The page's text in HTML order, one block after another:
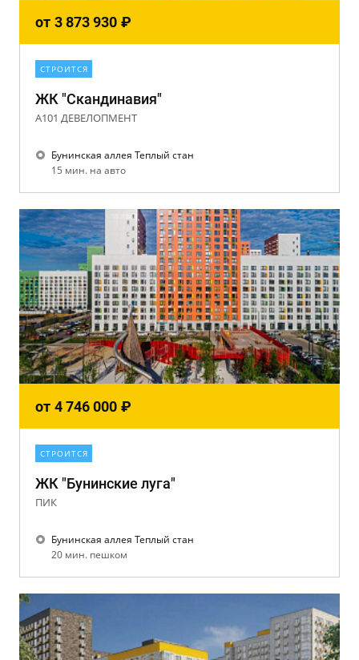
от 3 873 930 ₽
СТРОИТСЯ
ЖК "Скандинавия"
А101 ДЕВЕЛОПМЕНТ
Бунинская аллея Теплый стан
15 мин. на авто
от 4 746 000 ₽
СТРОИТСЯ
ЖК "Бунинские луга"
ПИК
Бунинская аллея Теплый стан
20 мин. пешком